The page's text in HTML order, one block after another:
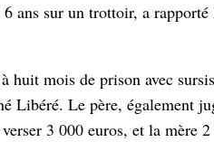
ans sur un trottoir, a
huit mois de prison avec
Libéré. Le père, également
3 000 euros, et la mère